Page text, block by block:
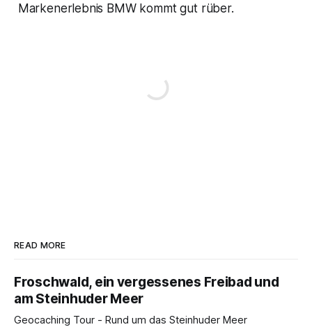
Markenerlebnis BMW kommt gut rüber.
READ MORE
Froschwald, ein vergessenes Freibad und
am Steinhuder Meer
Geocaching Tour - Rund um das Steinhuder Meer